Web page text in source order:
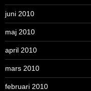
juni 2010
maj 2010
april 2010
mars 2010
februari 2010